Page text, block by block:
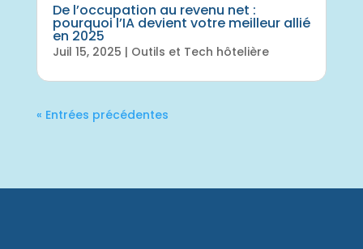
De l’occupation au revenu net :
pourquoi l’IA devient votre meilleur allié
en 2025
Juil 15, 2025 | Outils et Tech hôtelière
« Entrées précédentes